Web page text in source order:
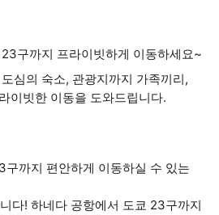
구까지 프라이빗하게 이동하세요~
심의 숙소, 관광지까지 가족끼리,
이빗한 이동을 도와드립니다.
까지 편안하게 이동하실 수 있는
다! 하네다 공항에서 도쿄 23구까지